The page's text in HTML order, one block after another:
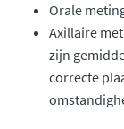
Orale
Axillaire
zijn
correcte